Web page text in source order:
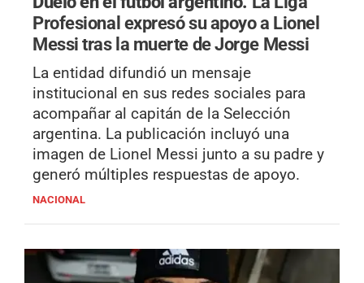
Profesional expresó su apoyo a Lionel
Messi tras la muerte de Jorge Messi
La entidad difundió un mensaje
institucional en sus redes sociales para
acompañar al capitán de la Selección
argentina. La publicación incluyó una
imagen de Lionel Messi junto a su padre y
generó múltiples respuestas de apoyo.
NACIONAL